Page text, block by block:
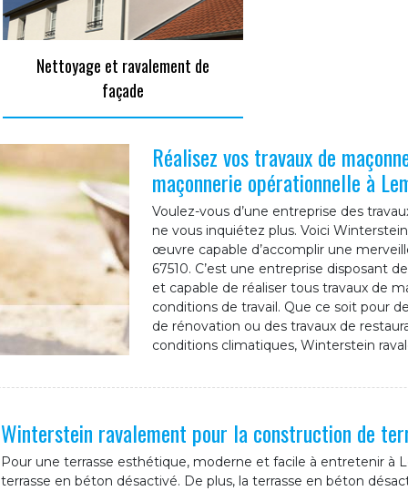
Nettoyage et ravalement de
façade
Réalisez vos travaux de
maçonnerie opérationnelle à
Voulez-vous d’une entreprise des
ne vous inquiétez plus. Voici
œuvre capable d’accomplir une
67510. C’est une entreprise disposant
et capable de réaliser tous travaux de
conditions de travail. Que ce soit pour
de rénovation ou des travaux de
conditions climatiques, Winterstein
Winterstein ravalement pour la construction de
Pour une terrasse esthétique, moderne et facile à entretenir à
terrasse en béton désactivé. De plus, la terrasse en béton